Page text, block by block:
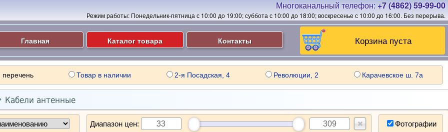
Многоканальный телефон: +7 (4862) 59-99-00
Режим работы: Понедельник-пятница с 10:00 до 19:00; суббота с 10:00 до 18:00; воскресенье с 10:00 до 16:00. Без перерыва.
Корзина пуста
Главная Каталог товара Контакты
Товар в наличии 2-я Посадская, 4 Революции, 2 Карачевское ш. 7а
Кабели антенные
Диапазон цен: Фотографии